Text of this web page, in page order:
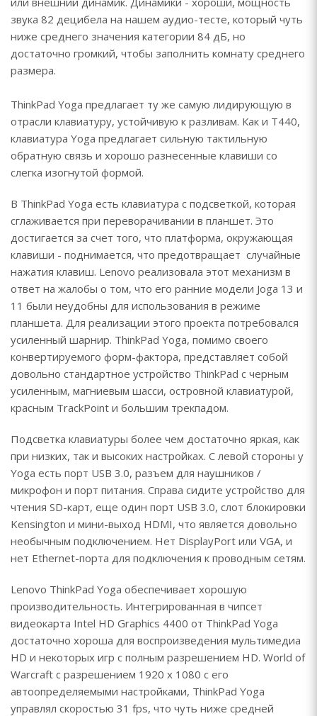
звука 82 децибела на нашем аудио-тесте, который чуть
ниже среднего значения категории 84 дБ, но
достаточно громкий, чтобы заполнить комнату среднего
размера.
ThinkPad Yoga предлагает ту же самую лидирующую в
отрасли клавиатуру, устойчивую к разливам. Как и T440,
клавиатура Yoga предлагает сильную тактильную
обратную связь и хорошо разнесенные клавиши со
слегка изогнутой формой.
В ThinkPad Yoga есть клавиатура с подсветкой, которая
сглаживается при переворачивании в планшет. Это
достигается за счет того, что платформа, окружающая
клавиши - поднимается, что предотвращает случайные
нажатия клавиш. Lenovo реализовала этот механизм в
ответ на жалобы о том, что его ранние модели Joga 13 и
11 были неудобны для использования в режиме
планшета. Для реализации этого проекта потребовался
усиленный шарнир. ThinkPad Yoga, помимо своего
конвертируемого форм-фактора, представляет собой
довольно стандартное устройство ThinkPad с черным
усиленным, магниевым шасси, островной клавиатурой,
красным TrackPoint и большим трекпадом.
Подсветка клавиатуры более чем достаточно яркая, как
при низких, так и высоких настройках. С левой стороны у
Yoga есть порт USB 3.0, разъем для наушников /
микрофон и порт питания. Справа сидите устройство для
чтения SD-карт, еще один порт USB 3.0, слот блокировки
Kensington и мини-выход HDMI, что является довольно
необычным подключением. Нет DisplayPort или VGA, и
нет Ethernet-порта для подключения к проводным сетям.
Lenovo ThinkPad Yoga обеспечивает хорошую
производительность. Интегрированная в чипсет
видеокарта Intel HD Graphics 4400 от ThinkPad Yoga
достаточно хороша для воспроизведения мультимедиа
HD и некоторых игр с полным разрешением HD. World of
Warcraft с разрешением 1920 x 1080 с его
автоопределяемыми настройками, ThinkPad Yoga
управлял скоростью 31 fps, что чуть ниже средней